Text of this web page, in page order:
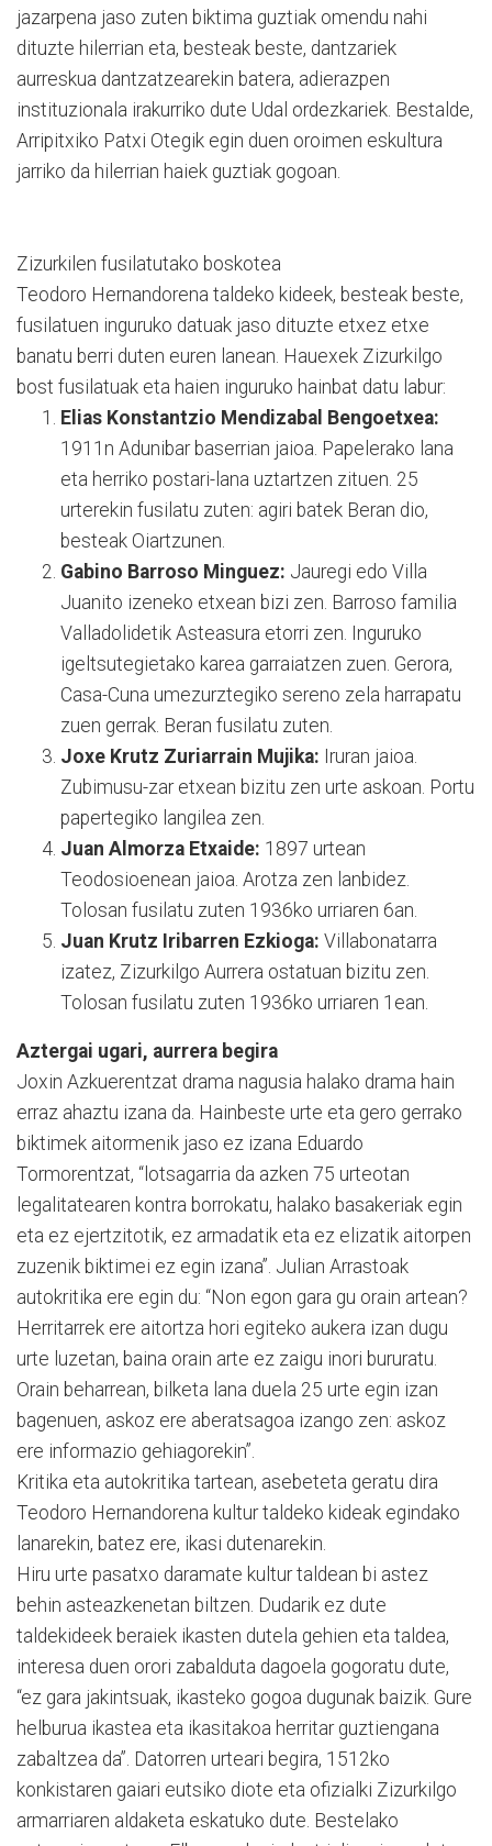
jazarpena jaso zuten biktima guztiak omendu nahi
dituzte hilerrian eta, besteak beste, dantzariek
aurreskua dantzatzearekin batera, adierazpen
instituzionala irakurriko dute Udal ordezkariek. Bestalde,
Arripitxiko Patxi Otegik egin duen oroimen eskultura
jarriko da hilerrian haiek guztiak gogoan.
Zizurkilen fusilatutako boskotea
Teodoro Hernandorena taldeko kideek, besteak beste,
fusilatuen inguruko datuak jaso dituzte etxez etxe
banatu berri duten euren lanean. Hauexek Zizurkilgo
bost fusilatuak eta haien inguruko hainbat datu labur:
Elias Konstantzio Mendizabal Bengoetxea:
1911n Adunibar baserrian jaioa. Papelerako lana
eta herriko postari-lana uztartzen zituen. 25
urterekin fusilatu zuten: agiri batek Beran dio,
besteak Oiartzunen.
Gabino Barroso Minguez: Jauregi edo Villa
Juanito izeneko etxean bizi zen. Barroso familia
Valladolidetik Asteasura etorri zen. Inguruko
igeltsutegietako karea garraiatzen zuen. Gerora,
Casa-Cuna umezurztegiko sereno zela harrapatu
zuen gerrak. Beran fusilatu zuten.
Joxe Krutz Zuriarrain Mujika: Iruran jaioa.
Zubimusu-zar etxean bizitu zen urte askoan. Portu
papertegiko langilea zen.
Juan Almorza Etxaide: 1897 urtean
Teodosioenean jaioa. Arotza zen lanbidez.
Tolosan fusilatu zuten 1936ko urriaren 6an.
Juan Krutz Iribarren Ezkioga: Villabonatarra
izatez, Zizurkilgo Aurrera ostatuan bizitu zen.
Tolosan fusilatu zuten 1936ko urriaren 1ean.
Aztergai ugari, aurrera begira
Joxin Azkuerentzat drama nagusia halako drama hain
erraz ahaztu izana da. Hainbeste urte eta gero gerrako
biktimek aitormenik jaso ez izana Eduardo
Tormorentzat, “lotsagarria da azken 75 urteotan
legalitatearen kontra borrokatu, halako basakeriak egin
eta ez ejertzitotik, ez armadatik eta ez elizatik aitorpen
zuzenik biktimei ez egin izana”. Julian Arrastoak
autokritika ere egin du: “Non egon gara gu orain artean?
Herritarrek ere aitortza hori egiteko aukera izan dugu
urte luzetan, baina orain arte ez zaigu inori bururatu.
Orain beharrean, bilketa lana duela 25 urte egin izan
bagenuen, askoz ere aberatsagoa izango zen: askoz
ere informazio gehiagorekin”.
Kritika eta autokritika tartean, asebeteta geratu dira
Teodoro Hernandorena kultur taldeko kideak egindako
lanarekin, batez ere, ikasi dutenarekin.
Hiru urte pasatxo daramate kultur taldean bi astez
behin asteazkenetan biltzen. Dudarik ez dute
taldekideek beraiek ikasten dutela gehien eta taldea,
interesa duen orori zabalduta dagoela gogoratu dute,
“ez gara jakintsuak, ikasteko gogoa dugunak baizik. Gure
helburua ikastea eta ikasitakoa herritar guztiengana
zabaltzea da”. Datorren urteari begira, 1512ko
konkistaren gaiari eutsiko diote eta ofizialki Zizurkilgo
armarriaren aldaketa eskatuko dute. Bestelako